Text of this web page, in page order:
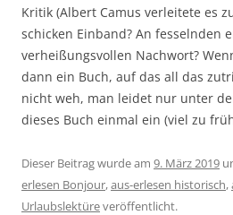
Kritik (Albert Camus verleitete es
schicken Einband? An fesselnden
verheißungsvollen Nachwort?
dann ein Buch, auf das all das
nicht weh, man leidet nur unter
dieses Buch einmal ein (viel zu
Dieser Beitrag wurde am 9. März 2019
erlesen Bonjour,aus-erlesen historisch,
Urlaubslektüreveröffentlicht.